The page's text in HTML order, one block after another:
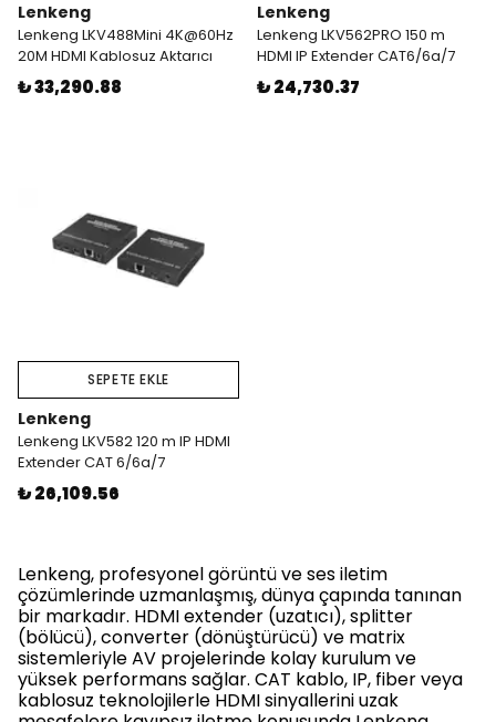
Lenkeng
Lenkeng LKV488Mini 4K@60Hz
20M HDMI Kablosuz Aktarıcı
₺ 33,290.88
Lenkeng
Lenkeng LKV562PRO 150 m
HDMI IP Extender CAT6/6a/7
₺ 24,730.37
SEPETE EKLE
Lenkeng
Lenkeng LKV582 120 m IP HDMI
Extender CAT 6/6a/7
₺ 26,109.56
Lenkeng, profesyonel görüntü ve ses iletim
çözümlerinde uzmanlaşmış, dünya çapında tanınan
bir markadır. HDMI extender (uzatıcı), splitter
(bölücü), converter (dönüştürücü) ve matrix
sistemleriyle AV projelerinde kolay kurulum ve
yüksek performans sağlar. CAT kablo, IP, fiber veya
kablosuz teknolojilerle HDMI sinyallerini uzak